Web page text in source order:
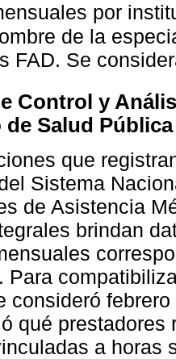
por
de la
FAD. Se
Control y
Salud Pública
que
Sistema
de Asistencia
brindan
Para
consideró
qué prestadores
a horas